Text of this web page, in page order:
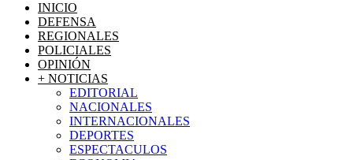
INICIO
DEFENSA
REGIONALES
POLICIALES
OPINIÓN
+ NOTICIAS
EDITORIAL
NACIONALES
INTERNACIONALES
DEPORTES
ESPECTACULOS